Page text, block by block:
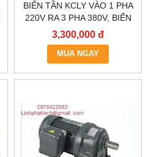
BIẾN TẦN KCLY VÀO 1 PHA
220V RA 3 PHA 380V, BIẾN
TẦN KCLY KOC600-
1R5GT3-B
3,300,000 đ
MUA NGAY